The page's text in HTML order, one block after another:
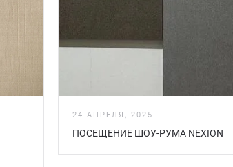
24 АПРЕЛЯ, 2025
ПОСЕЩЕНИЕ ШОУ-РУМА NEXION